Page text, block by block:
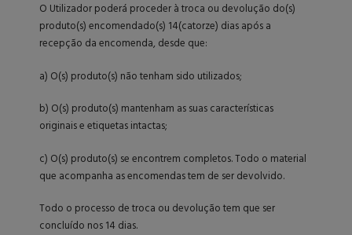
O Utilizador poderá proceder à troca ou devolução do(s)
produto(s) encomendado(s) 14(catorze) dias após a
recepção da encomenda, desde que:
a) O(s) produto(s) não tenham sido utilizados;
b) O(s) produto(s) mantenham as suas características
originais e etiquetas intactas;
c) O(s) produto(s) se encontrem completos. Todo o material
que acompanha as encomendas tem de ser devolvido.
Todo o processo de troca ou devolução tem que ser
concluído nos 14 dias.